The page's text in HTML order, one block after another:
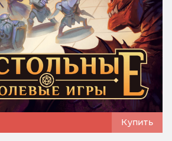
Купить